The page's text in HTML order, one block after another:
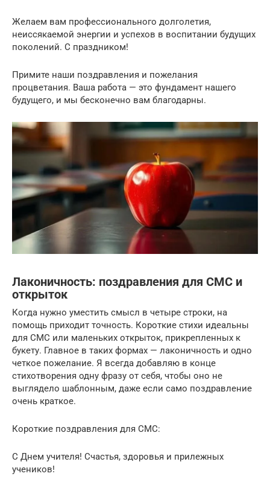
Желаем вам профессионального долголетия,
неиссякаемой энергии и успехов в воспитании будущих
поколений. С праздником!
Примите наши поздравления и пожелания
процветания. Ваша работа — это фундамент нашего
будущего, и мы бесконечно вам благодарны.
Лаконичность: поздравления для СМС и
открыток
Когда нужно уместить смысл в четыре строки, на
помощь приходит точность. Короткие стихи идеальны
для СМС или маленьких открыток, прикрепленных к
букету. Главное в таких формах — лаконичность и одно
четкое пожелание. Я всегда добавляю в конце
стихотворения одну фразу от себя, чтобы оно не
выглядело шаблонным, даже если само поздравление
очень краткое.
Короткие поздравления для СМС:
С Днем учителя! Счастья, здоровья и прилежных
учеников!